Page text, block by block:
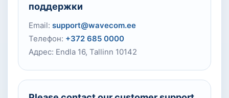
поддержки
Email: support@wavecom.ee
Телефон: +372 685 0000
Адрес: Endla 16, Tallinn 10142